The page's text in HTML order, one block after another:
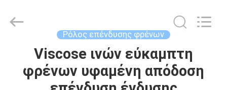
ΣΠΊΤΙ
ΠΡΟΪΌΝΤΑ
Ρόλος επένδυσης φρένων
Viscose ινών εύκαμπτη
φρένων υφαμένη απόδοση